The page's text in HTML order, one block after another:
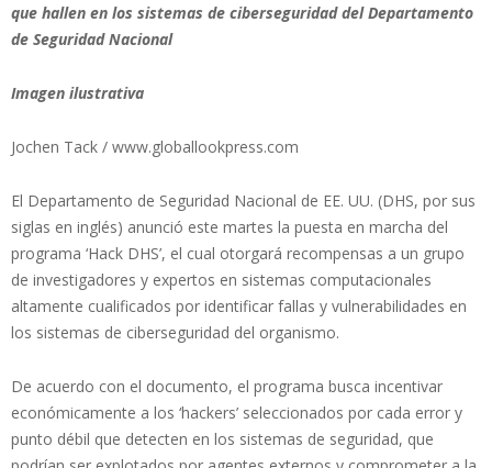
que hallen en los sistemas de ciberseguridad del Departamento
de Seguridad Nacional
Imagen ilustrativa
Jochen Tack / www.globallookpress.com
El Departamento de Seguridad Nacional de EE. UU. (DHS, por sus
siglas en inglés) anunció este martes la puesta en marcha del
programa ‘Hack DHS’, el cual otorgará recompensas a un grupo
de investigadores y expertos en sistemas computacionales
altamente cualificados por identificar fallas y vulnerabilidades en
los sistemas de ciberseguridad del organismo.
De acuerdo con el documento, el programa busca incentivar
económicamente a los ‘hackers’ seleccionados por cada error y
punto débil que detecten en los sistemas de seguridad, que